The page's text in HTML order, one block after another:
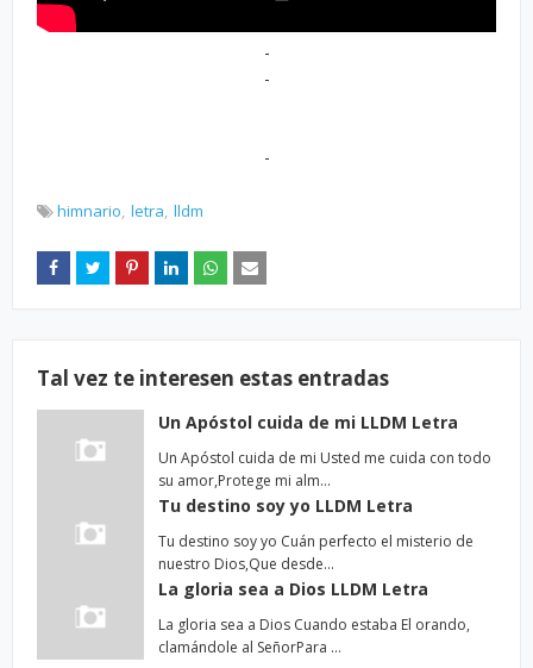
-
-
-
himnario letra lldm
Tal vez te interesen estas entradas
Un Apóstol cuida de mi LLDM Letra
Un Apóstol cuida de mi Usted me cuida con todo
su amor,Protege mi alm…
Tu destino soy yo LLDM Letra
Tu destino soy yo Cuán perfecto el misterio de
nuestro Dios,Que desde…
La gloria sea a Dios LLDM Letra
La gloria sea a Dios Cuando estaba El orando,
clamándole al SeñorPara …